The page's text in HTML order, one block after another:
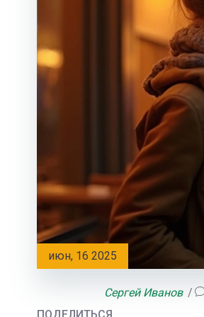
июн, 16 2025
ПОДЕЛИТЬСЯ
Сергей Иванов